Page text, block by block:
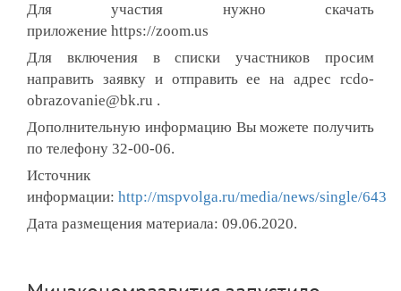
Для участия нужно скачать
приложение https://zoom.us
Для включения в списки участников просим
направить заявку и отправить ее на адрес rcdo-
obrazovanie@bk.ru .
Дополнительную информацию Вы можете получить
по телефону 32-00-06.
Источник
информации: http://mspvolga.ru/media/news/single/643
Дата размещения материала: 09.06.2020.